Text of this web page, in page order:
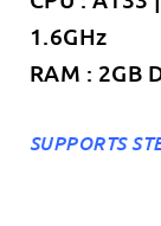
1.6GHz
RAM : 2GB
SUPPORTS